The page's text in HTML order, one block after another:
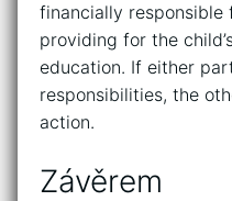
financially
providing for the
education. If either
responsibilities, the
action.
Závěrem